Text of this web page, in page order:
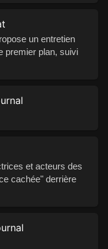
un entretien
premier plan, suivi
et acteurs des
cachée" derrière